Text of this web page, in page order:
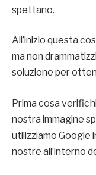
spettano.
All’inizio questa
ma non
soluzione per
Prima cosa
nostra immagine
utilizziamo Google
nostre all’interno